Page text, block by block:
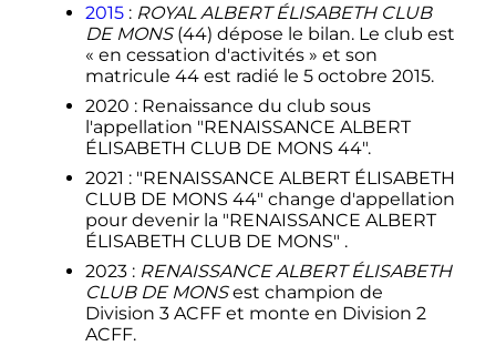
2015: ROYAL ALBERT ÉLISABETH CLUB
DE MONS(44) dépose le bilan. Le club est
« en cessation d'activités » et son
matricule 44 est radié le 5 octobre 2015.
2020 : Renaissance du club sous
l'appellation "RENAISSANCE ALBERT
ÉLISABETH CLUB DE MONS 44".
2021 : "RENAISSANCE ALBERT ÉLISABETH
CLUB DE MONS 44" change d'appellation
pour devenir la "RENAISSANCE ALBERT
ÉLISABETH CLUB DE MONS" .
2023 : RENAISSANCE ALBERT ÉLISABETH
CLUB DE MONSest champion de
Division 3 ACFF et monte en Division 2
ACFF.